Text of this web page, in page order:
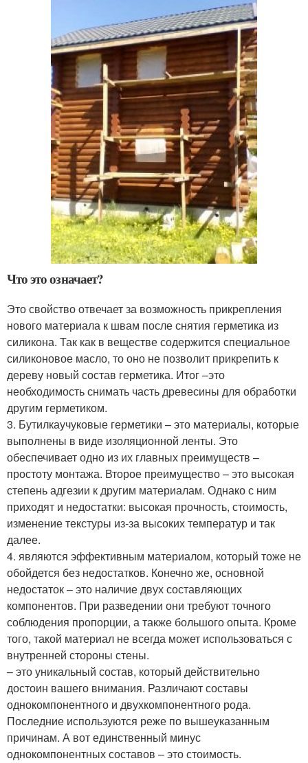
Что это означает?
Это свойство отвечает за возможность прикрепления
нового материала к швам после снятия герметика из
силикона. Так как в веществе содержится специальное
силиконовое масло, то оно не позволит прикрепить к
дереву новый состав герметика. Итог –это
необходимость снимать часть древесины для обработки
другим герметиком.
3. Бутилкаучуковые герметики – это материалы, которые
выполнены в виде изоляционной ленты. Это
обеспечивает одно из их главных преимуществ –
простоту монтажа. Второе преимущество – это высокая
степень адгезии к другим материалам. Однако с ним
приходят и недостатки: высокая прочность, стоимость,
изменение текстуры из-за высоких температур и так
далее.
4. являются эффективным материалом, который тоже не
обойдется без недостатков. Конечно же, основной
недостаток – это наличие двух составляющих
компонентов. При разведении они требуют точного
соблюдения пропорции, а также большого опыта. Кроме
того, такой материал не всегда может использоваться с
внутренней стороны стены.
– это уникальный состав, который действительно
достоин вашего внимания. Различают составы
однокомпонентного и двухкомпонентного рода.
Последние используются реже по вышеуказанным
причинам. А вот единственный минус
однокомпонентных составов – это стоимость.